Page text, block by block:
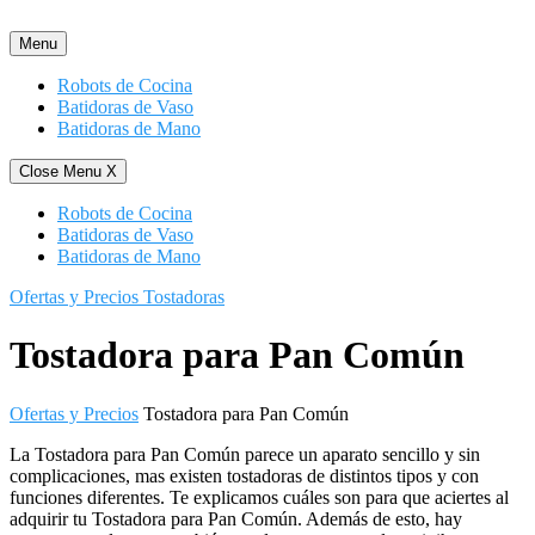
al
contenido
Menu
Robots de Cocina
Batidoras de Vaso
Batidoras de Mano
Close Menu X
Robots de Cocina
Batidoras de Vaso
Batidoras de Mano
Ofertas y Precios Tostadoras
Tostadora para Pan Común
Ofertas y Precios Tostadora para Pan Común
La Tostadora para Pan Común parece un aparato sencillo y sin
complicaciones, mas existen tostadoras de distintos tipos y con
funciones diferentes. Te explicamos cuáles son para que aciertes al
adquirir tu Tostadora para Pan Común. Además de esto, hay